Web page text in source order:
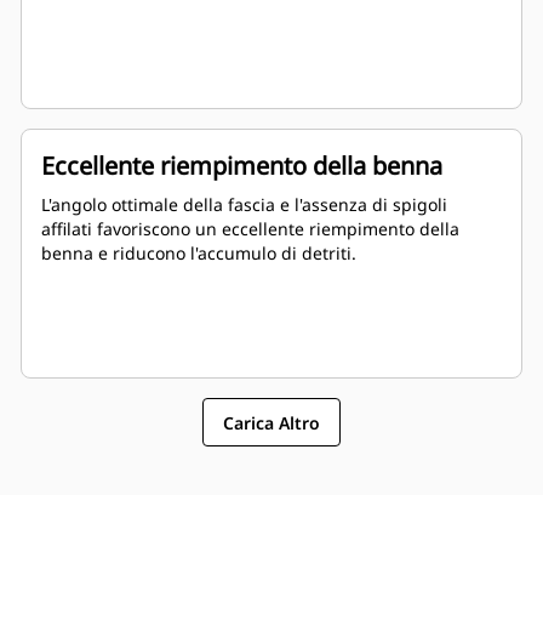
Eccellente riempimento della benna
L'angolo ottimale della fascia e l'assenza di spigoli
affilati favoriscono un eccellente riempimento della
benna e riducono l'accumulo di detriti.
Carica Altro